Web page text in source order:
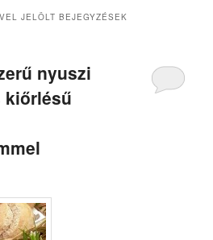
JELÖLT BEJEGYZÉSEK
nyuszi
kiőrlésű